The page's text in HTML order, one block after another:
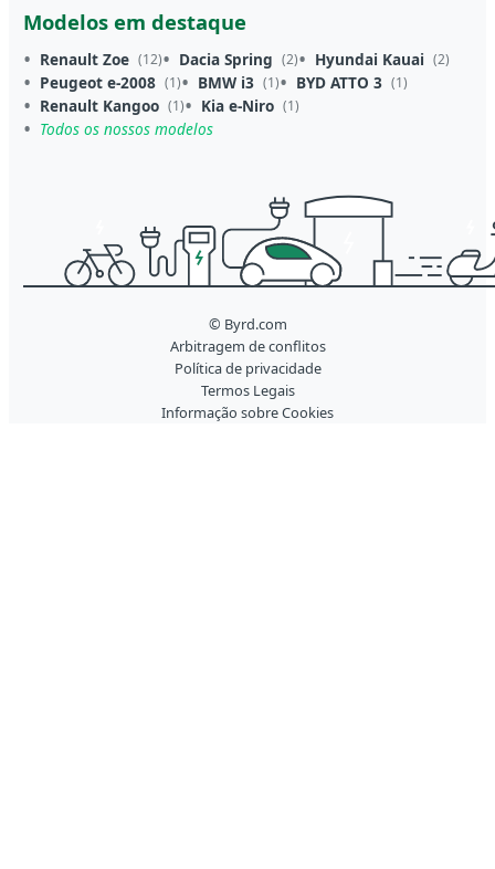
Modelos em destaque
Renault Zoe (12) Dacia Spring (2) Hyundai Kauai (2)
Peugeot e-2008 (1) BMW i3 (1) BYD ATTO 3 (1)
Renault Kangoo (1) Kia e-Niro (1)
Todos os nossos modelos
© Byrd.com
Arbitragem de conflitos
Política de privacidade
Termos Legais
Informação sobre Cookies